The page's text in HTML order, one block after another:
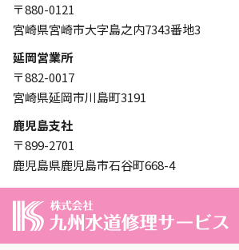
〒880-0121
宮崎県宮崎市大字島之内7343番地3
延岡営業所
〒882-0017
宮崎県延岡市川島町3191
鹿児島支社
〒899-2701
鹿児島県鹿児島市石谷町668-4